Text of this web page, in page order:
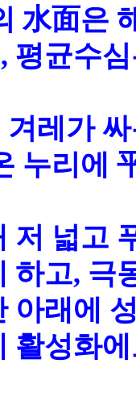
水面은
평균수
겨레가
누리에
저 넓고
하고, 극
아래에
활성화